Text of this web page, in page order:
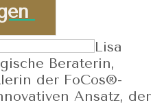
Lisa
Beraterin,
der FoCos®-
Ansatz, der